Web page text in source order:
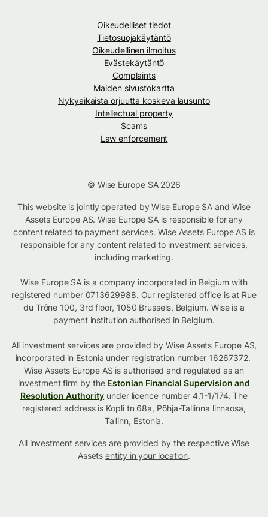
Oikeudelliset tiedot
Tietosuojakäytäntö
Oikeudellinen ilmoitus
Evästekäytäntö
Complaints
Maiden sivustokartta
Nykyaikaista orjuutta koskeva lausunto
Intellectual property
Scams
Law enforcement
© Wise Europe SA 2026
This website is jointly operated by Wise Europe SA and Wise
Assets Europe AS. Wise Europe SA is responsible for any
content related to payment services. Wise Assets Europe AS is
responsible for any content related to investment services,
including marketing.
Wise Europe SA is a company incorporated in Belgium with
registered number 0713629988. Our registered office is at Rue
du Trône 100, 3rd floor, 1050 Brussels, Belgium. Wise is a
payment institution authorised in Belgium.
All investment services are provided by Wise Assets Europe AS,
incorporated in Estonia under registration number 16267372.
Wise Assets Europe AS is authorised and regulated as an
investment firm by the Estonian Financial Supervision and
Resolution Authority under licence number 4.1-1/174. The
registered address is Kopli tn 68a, Põhja-Tallinna linnaosa,
Tallinn, Estonia.
All investment services are provided by the respective Wise
Assetsentity in your location.